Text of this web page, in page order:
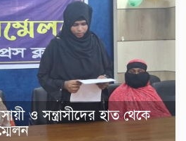
ও সন্ত্রাসীদের হাত থেকে